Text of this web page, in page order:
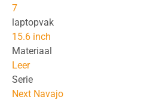
7
laptopvak
15.6 inch
Materiaal
Leer
Serie
Next Navajo